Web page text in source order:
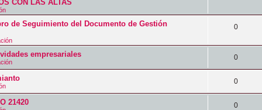
s
t
a
s
e
t
a
s
p
e
t
a
CON LAS ALTAS
s
u
e
t
de Seguimiento del Documento de Gestión
0R
s
p
e
empresariales 0R
e
p
0R
e
21420 0R